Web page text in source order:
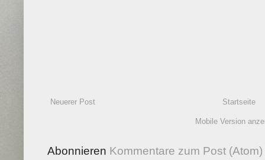
Neuerer Post Startseite
Mobile Version
Abonnieren Kommentare zum Post (Atom)